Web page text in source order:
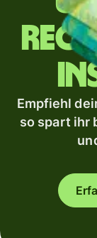
Empfiehl
so spart ihr